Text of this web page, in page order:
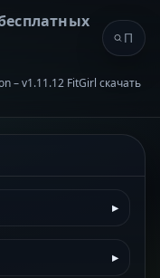
– v1.11.12 FitGirl скачать
▸
▸